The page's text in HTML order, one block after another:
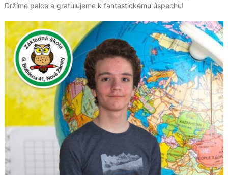
Držíme palce a gratulujeme k fantastickému úspechu!